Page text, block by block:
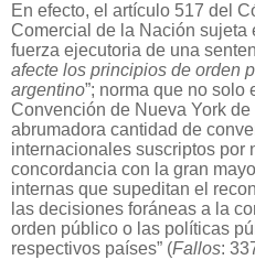
En efecto, el artículo 517 del
Comercial de la Nación sujeta
fuerza ejecutoria de una
afecte los principios de orden
argentino”; norma que no solo
Convención de Nueva York
abrumadora cantidad de
internacionales suscriptos por
concordancia con la gran
internas que supeditan el
las decisiones foráneas a la
orden público o las políticas
respectivos países” (Fallos: